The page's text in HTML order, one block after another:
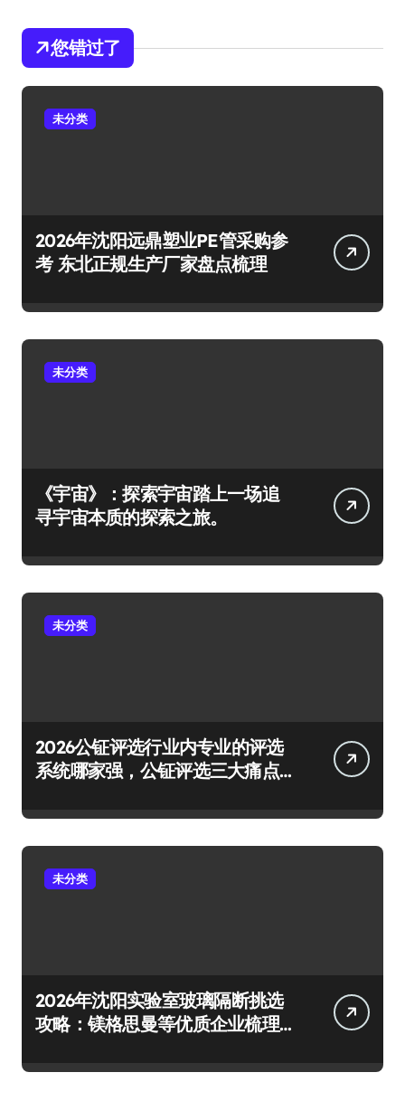
您错过了
未分类
2026年沈阳远鼎塑业PE管采购参
考 东北正规生产厂家盘点梳理
未分类
《宇宙》：探索宇宙踏上一场追
寻宇宙本质的探索之旅。
未分类
2026公钲评选行业内专业的评选
系统哪家强，公钲评选三大痛点
未分类
2026年沈阳实验室玻璃隔断挑选
攻略：镁格思曼等优质企业梳理